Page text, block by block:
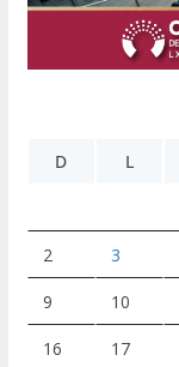
D
L
2 3
9 10
16 17